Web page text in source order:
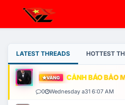
LATEST THREADS HOTTEST
VÀNG CẢNH BÁO BẢO
0 Wednesday a31 6:07 AM